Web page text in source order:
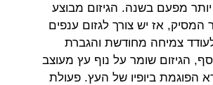
מפעם בשנה. הגיזום מבוצע
אז יש צורך לגזום ענפים
צמיחה מחודשת והגברת
הגיזום שומר על נוף עץ מעוצב
הפוגמת ביופיו של העץ. פעולת